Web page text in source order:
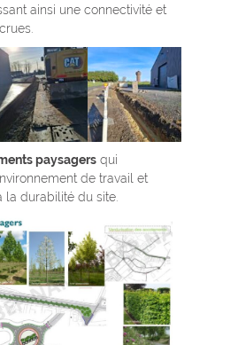
ainsi une connectivité et
paysagers qui
de travail et
la durabilité du site.